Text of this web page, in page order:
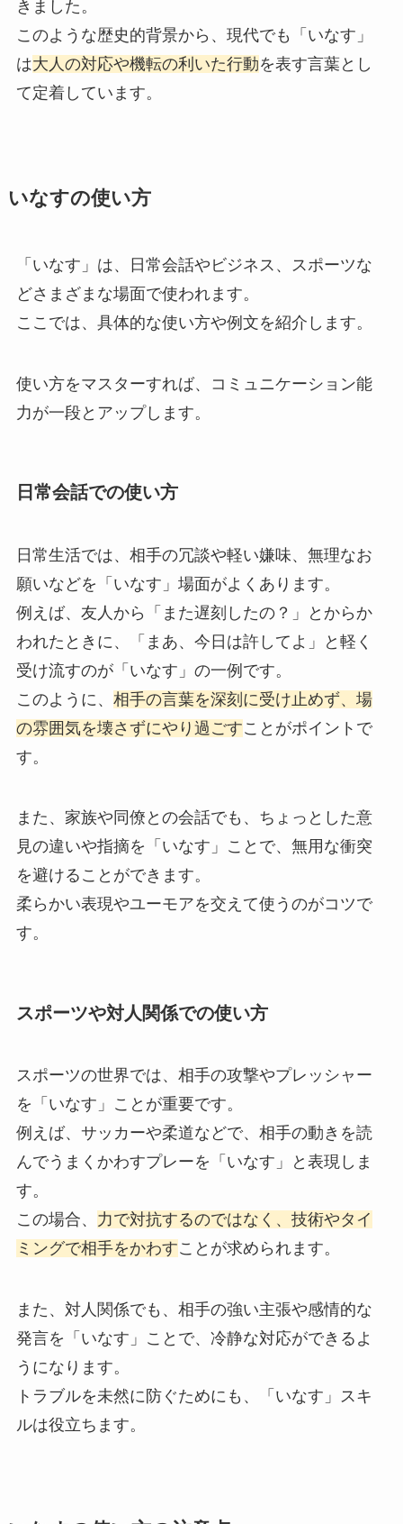
きました。
このような歴史的背景から、現代でも「いなす」
は大人の対応や機転の利いた行動を表す言葉とし
て定着しています。
いなすの使い方
「いなす」は、日常会話やビジネス、スポーツな
どさまざまな場面で使われます。
ここでは、具体的な使い方や例文を紹介します。
使い方をマスターすれば、コミュニケーション能
力が一段とアップします。
日常会話での使い方
日常生活では、相手の冗談や軽い嫌味、無理なお
願いなどを「いなす」場面がよくあります。
例えば、友人から「また遅刻したの？」とからか
われたときに、「まあ、今日は許してよ」と軽く
受け流すのが「いなす」の一例です。
このように、 相手の言葉を深刻に受け止めず、場
の雰囲気を壊さずにやり過ごすことがポイントで
す。
また、家族や同僚との会話でも、ちょっとした意
見の違いや指摘を「いなす」ことで、無用な衝突
を避けることができます。
柔らかい表現やユーモアを交えて使うのがコツで
す。
スポーツや対人関係での使い方
スポーツの世界では、相手の攻撃やプレッシャー
を「いなす」ことが重要です。
例えば、サッカーや柔道などで、相手の動きを読
んでうまくかわすプレーを「いなす」と表現しま
す。
この場合、 力で対抗するのではなく、技術やタイ
ミングで相手をかわすことが求められます。
また、対人関係でも、相手の強い主張や感情的な
発言を「いなす」ことで、冷静な対応ができるよ
うになります。
トラブルを未然に防ぐためにも、「いなす」スキ
ルは役立ちます。